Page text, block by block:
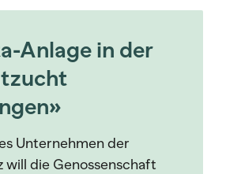
Anlage in der
Unternehmen der
will die Genossenschaft